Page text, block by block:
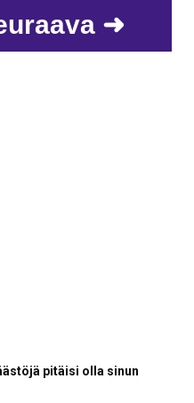
➜
pitäisi olla sinun